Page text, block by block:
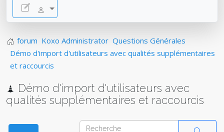
forum Koxo Administrator Questions Générales
Démo d'import d'utilisateurs avec qualités supplémentaires
et raccourcis
Démo d'import d'utilisateurs avec
qualités supplémentaires et raccourcis